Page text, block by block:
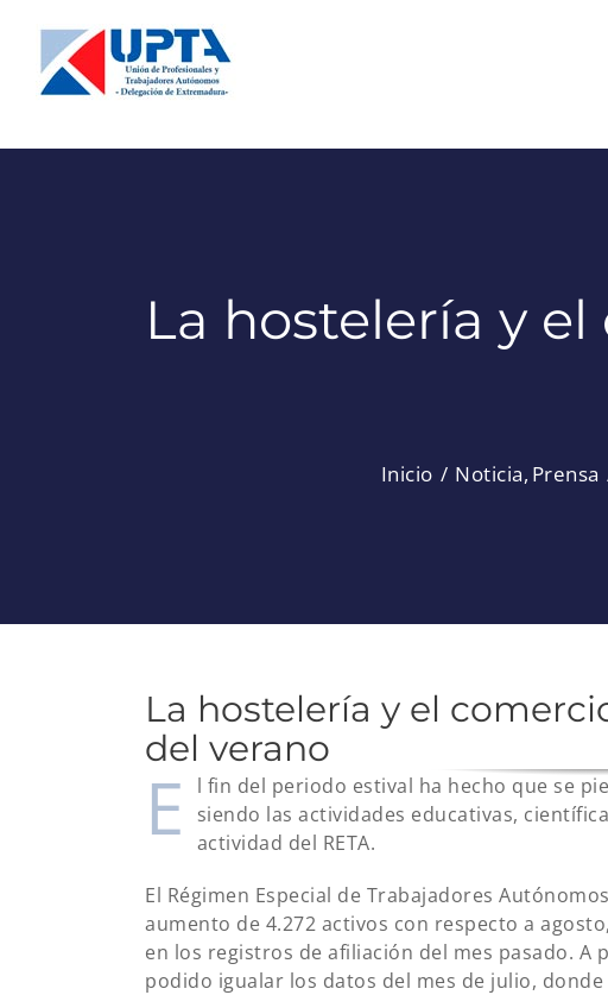
contenido
La hostelería y
Inicio Noticia Prensa
La hostelería y el
del verano
E
l fin del periodo estival ha hecho que se
siendo las actividades educativas,
actividad del RETA.
El Régimen Especial de Trabajadores
aumento de 4.272 activos con respecto a
en los registros de afiliación del mes pasado. A
podido igualar los datos del mes de julio,